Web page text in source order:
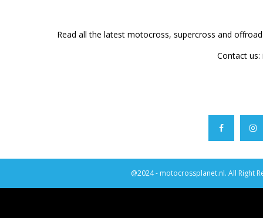
Read all the latest motocross, supercross and
Contact us:
@2024 - motocrossplanet.nl. All Right